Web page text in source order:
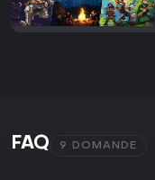
FAQ 9 DOMANDE